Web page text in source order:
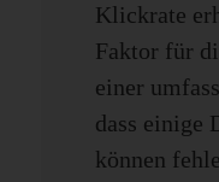
Klickrate
Faktor für
einer
dass einige
können